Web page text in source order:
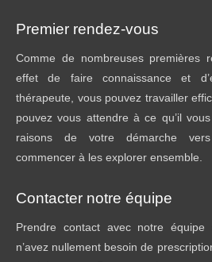
Premier rendez-vous
Comme de nombreuses premières
effet de faire connaissance et
thérapeute, vous pouvez travailler
pouvez vous attendre à ce qu’il
raisons de votre démarche
commencer à les explorer ensemble.
Contacter notre équipe
Prendre contact avec notre
n’avez nullement besoin de